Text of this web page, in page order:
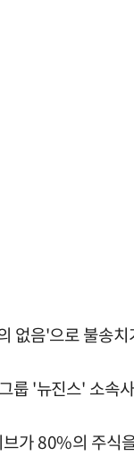
없음'으로 불송
룹 '뉴진스' 소속
가 80%의 주식